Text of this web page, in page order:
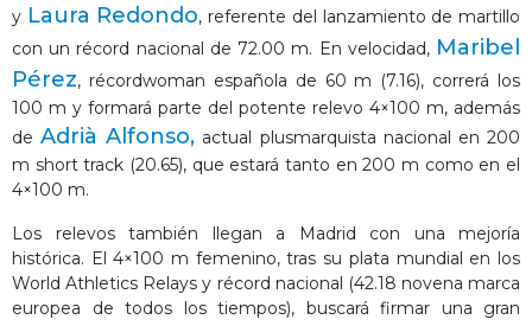
y Laura Redondo, referente del lanzamiento de martillo
con un récord nacional de 72.00 m. En velocidad, Maribel
Pérez, récordwoman española de 60 m (7.16), correrá los
100 m y formará parte del potente relevo 4×100 m, además
deAdrià Alfonso, actual plusmarquista nacional en 200
m short track (20.65), que estará tanto en 200 m como en el
4×100 m.
Los relevos también llegan a Madrid con una mejoría
histórica. El 4×100 m femenino, tras su plata mundial en los
World Athletics Relays y récord nacional (42.18 novena marca
europea de todos los tiempos), buscará firmar una gran